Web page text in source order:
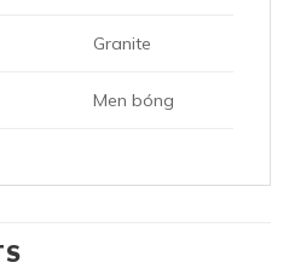
Granite
Men bóng